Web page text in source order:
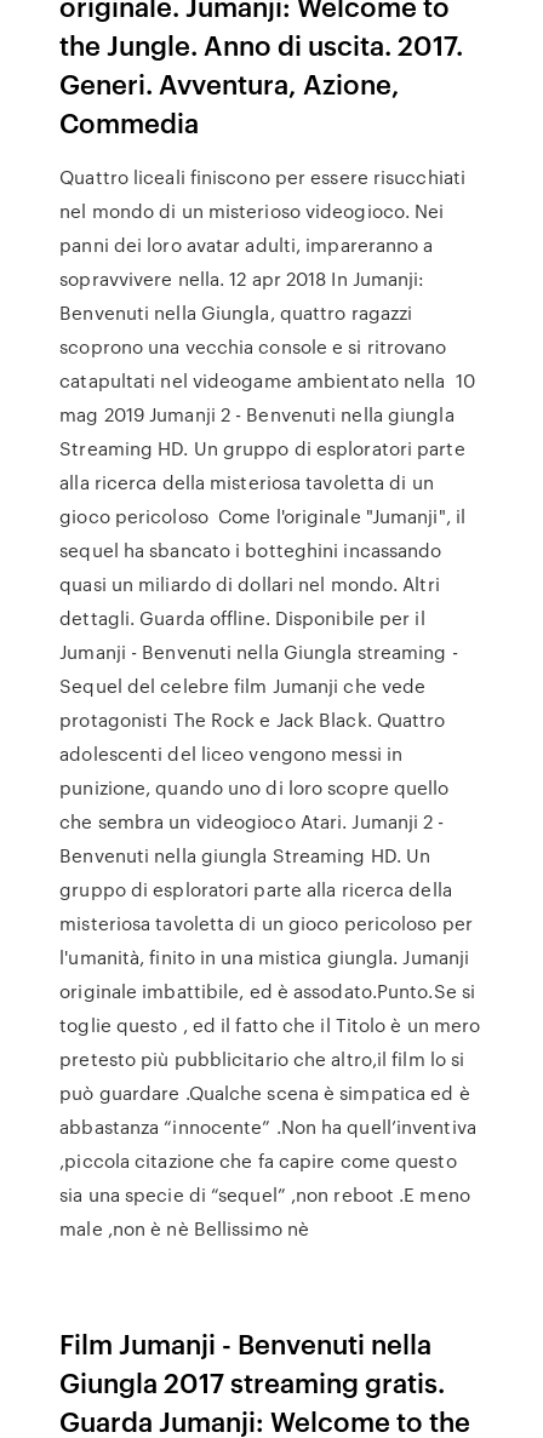
the Jungle. Anno di uscita. 2017.
Generi. Avventura, Azione,
Commedia
Quattro liceali finiscono per essere risucchiati
nel mondo di un misterioso videogioco. Nei
panni dei loro avatar adulti, impareranno a
sopravvivere nella. 12 apr 2018 In Jumanji:
Benvenuti nella Giungla, quattro ragazzi
scoprono una vecchia console e si ritrovano
catapultati nel videogame ambientato nella 10
mag 2019 Jumanji 2 - Benvenuti nella giungla
Streaming HD. Un gruppo di esploratori parte
alla ricerca della misteriosa tavoletta di un
gioco pericoloso Come l'originale "Jumanji", il
sequel ha sbancato i botteghini incassando
quasi un miliardo di dollari nel mondo. Altri
dettagli. Guarda offline. Disponibile per il
Jumanji - Benvenuti nella Giungla streaming -
Sequel del celebre film Jumanji che vede
protagonisti The Rock e Jack Black. Quattro
adolescenti del liceo vengono messi in
punizione, quando uno di loro scopre quello
che sembra un videogioco Atari. Jumanji 2 -
Benvenuti nella giungla Streaming HD. Un
gruppo di esploratori parte alla ricerca della
misteriosa tavoletta di un gioco pericoloso per
l'umanità, finito in una mistica giungla. Jumanji
originale imbattibile, ed è assodato.Punto.Se si
toglie questo , ed il fatto che il Titolo è un mero
pretesto più pubblicitario che altro,il film lo si
può guardare .Qualche scena è simpatica ed è
abbastanza “innocente” .Non ha quell’inventiva
,piccola citazione che fa capire come questo
sia una specie di “sequel” ,non reboot .E meno
male ,non è nè Bellissimo nè
Film Jumanji - Benvenuti nella
Giungla 2017 streaming gratis.
Guarda Jumanji: Welcome to the